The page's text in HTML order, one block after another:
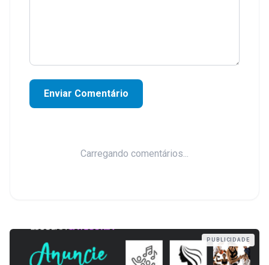
Enviar Comentário
Carregando comentários...
PUBLICIDADE